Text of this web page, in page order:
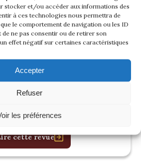
stocker et/ou accéder aux informations des
à ces technologies nous permettra de
le comportement de navigation ou les ID
de ne pas consentir ou de retirer son
effet négatif sur certaines caractéristiques
Accepter
Refuser
les préférences
2026
cette revue